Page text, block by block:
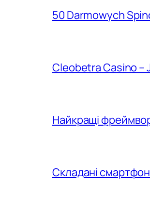
50 Darmowych
Cleobetra Casino –
Найкращі
Складані